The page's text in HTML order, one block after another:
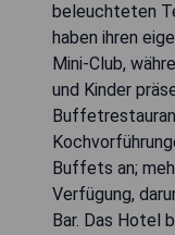
beleuchteten
haben ihren
Mini-Club,
und Kinder
Buffets an;
Verfügung,
Bar. Das Hotel